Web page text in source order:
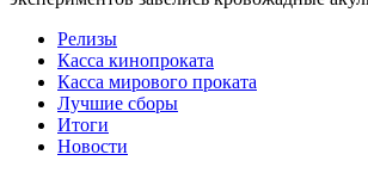
Релизы
Касса кинопроката
Касса мирового проката
Лучшие сборы
Итоги
Новости